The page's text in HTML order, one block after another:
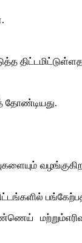
தோண்டியது.